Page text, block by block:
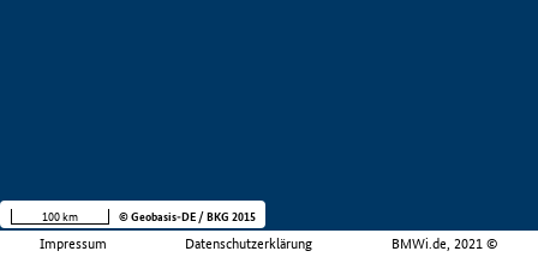
Impressum Datenschutzerklärung BMWi.de, 2021 ©
100 km © Geobasis-DE / BKG 2015